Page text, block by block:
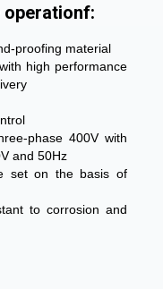
proofing material
high performance
phase 400V with
and 50Hz
set on the basis of
to corrosion and